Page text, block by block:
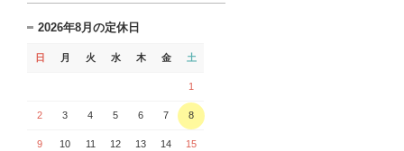
2026年8月の定休日
日 月 火 水 木 金 土
1
2 3 4 5 6 7 8
9 10 11 12 13 14 15